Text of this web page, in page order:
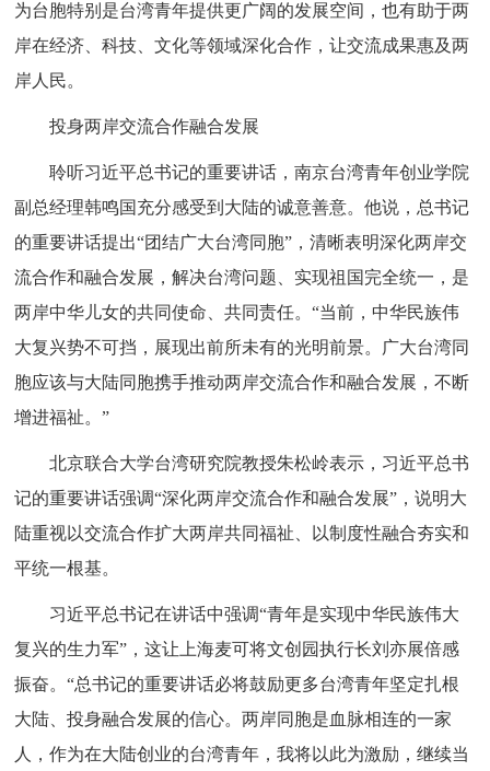
为台胞特别是台湾青年提供更广阔的发展空间，也有助于两
岸在经济、科技、文化等领域深化合作，让交流成果惠及两
岸人民。
投身两岸交流合作融合发展
聆听习近平总书记的重要讲话，南京台湾青年创业学院
副总经理韩鸣国充分感受到大陆的诚意善意。他说，总书记
的重要讲话提出“团结广大台湾同胞”，清晰表明深化两岸交
流合作和融合发展，解决台湾问题、实现祖国完全统一，是
两岸中华儿女的共同使命、共同责任。“当前，中华民族伟
大复兴势不可挡，展现出前所未有的光明前景。广大台湾同
胞应该与大陆同胞携手推动两岸交流合作和融合发展，不断
增进福祉。”
北京联合大学台湾研究院教授朱松岭表示，习近平总书
记的重要讲话强调“深化两岸交流合作和融合发展”，说明大
陆重视以交流合作扩大两岸共同福祉、以制度性融合夯实和
平统一根基。
习近平总书记在讲话中强调“青年是实现中华民族伟大
复兴的生力军”，这让上海麦可将文创园执行长刘亦展倍感
振奋。“总书记的重要讲话必将鼓励更多台湾青年坚定扎根
大陆、投身融合发展的信心。两岸同胞是血脉相连的一家
人，作为在大陆创业的台湾青年，我将以此为激励，继续当